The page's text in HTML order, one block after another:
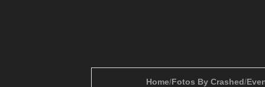
Home/Fotos By Crashed/